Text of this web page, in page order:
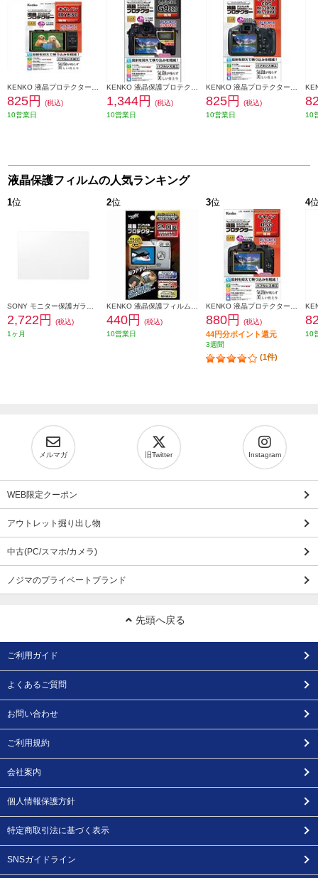
825円
(税込)
10営業日
1,344円
(税込)
10営業日
825円
(税込)
10営業日
10
液晶保護フィルムの人気ランキング
1位
2,722円
(税込)
1ヶ月
2位
440円
(税込)
10営業日
3位
880円 (税込)
44円分ポイント還元
3週間
(1件)
4
10
メルマガ 旧Twitter Instagram
WEB限定クーポン
アウトレット掘り出し物
中古(PC/スマホ/カメラ)
ノジマのプライベートブランド
先頭へ戻る
ご利用ガイド
よくあるご質問
お問い合わせ
ご利用規約
会社案内
個人情報保護方針
特定商取引法に基づく表示
SNSガイドライン